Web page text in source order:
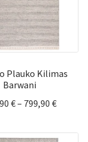
Plauko Kilimas
Barwani
€– 799,90 €Price
169,90 €